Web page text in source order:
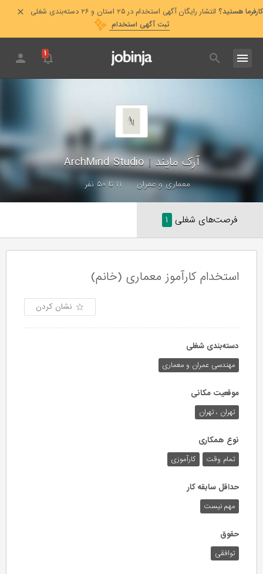
کارفرما هستید؟ انتشار رایگان آگهی استخدام در ۲۵ استان و ۲۶ دسته‌بندی شغلی
ثبت آگهی استخدام
۱
آرک مایند|
ArchMind Studio
معماری و عمران ۱۱ تا ۵۰ نفر
فرصت‌های شغلی ۱
استخدام کارآموز معماری (خانم)
نشان کردن
دسته‌بندی شغلی
مهندسی عمران و معماری
موقعیت مکانی
تهران ، تهران
نوع همکاری
تمام وقت کارآموزی
حداقل سابقه کار
مهم نیست
حقوق
توافقی